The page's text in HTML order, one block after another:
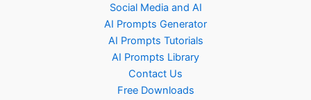
Social Media and AI
AI Prompts Generator
AI Prompts Tutorials
AI Prompts Library
Contact Us
Free Downloads